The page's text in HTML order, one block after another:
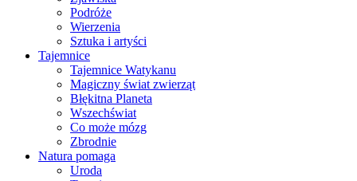
Podróże
Wierzenia
Sztuka i artyści
Tajemnice
Tajemnice Watykanu
Magiczny świat zwierząt
Błękitna Planeta
Wszechświat
Co może mózg
Zbrodnie
Natura pomaga
Uroda